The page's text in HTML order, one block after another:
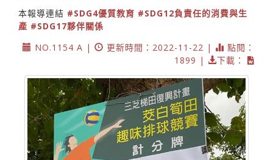
本報導連結 #SDG4優質教育 #SDG12負責任的消費與生
產 #SDG17夥伴關係
NO.1154 A |
更新時間：2022-11-22 |
點閱：
1899 |
下載：